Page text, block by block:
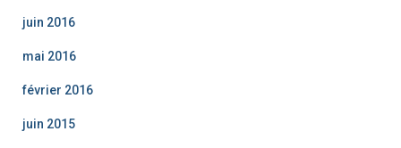
juin 2016
mai 2016
février 2016
juin 2015